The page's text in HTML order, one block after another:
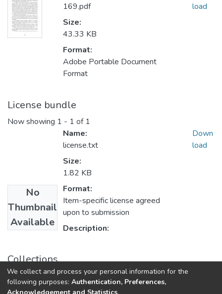
169.pdf
Size:
43.33 KB
Format:
Adobe Portable Document
Format
load
License bundle
Now showing 1 - 1 of 1
No
Thumbnail
Available
Name:
license.txt
Size:
1.82 KB
Format:
Item-specific license agreed
upon to submission
Description:
Down
load
Collections
Статті та доповіді ФМФІТ
We collect and process your personal information for the
following purposes: Authentication, Preferences,